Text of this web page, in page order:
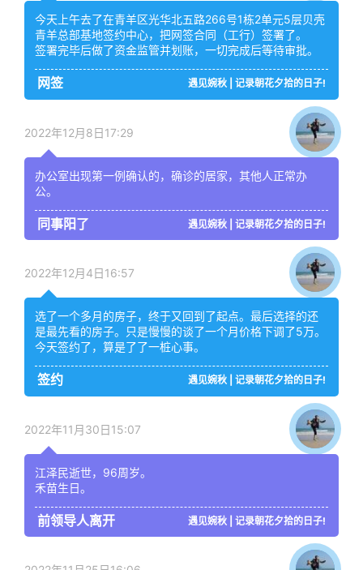
今天上午去了在青羊区光华北五路266号1栋2单元5层贝壳
青羊总部基地签约中心，把网签合同（工行）签署了。
签署完毕后做了资金监管并划账，一切完成后等待审批。
网签 遇见婉秋 | 记录朝花夕拾的日子!
2022年12月8日17:29
办公室出现第一例确认的，确诊的居家，其他人正常办
公。
同事阳了 遇见婉秋 | 记录朝花夕拾的日子!
2022年12月4日16:57
选了一个多月的房子，终于又回到了起点。最后选择的还
是最先看的房子。只是慢慢的谈了一个月价格下调了5万。
今天签约了，算是了了一桩心事。
签约 遇见婉秋 | 记录朝花夕拾的日子!
2022年11月30日15:07
江泽民逝世，96周岁。
禾苗生日。
前领导人离开 遇见婉秋 | 记录朝花夕拾的日子!